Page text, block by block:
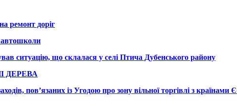
ремонт доріг
автошколи
ситуацію, що склалася у селі Птича Дубенського району
ДЕРЕВА
пов’язаних із Угодою про зону вільної торгівлі з країнами